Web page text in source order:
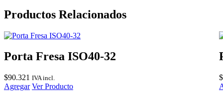
Productos Relacionados
Porta Fresa ISO40-32
$90.321 IVA incl.
Agregar Ver Producto
$